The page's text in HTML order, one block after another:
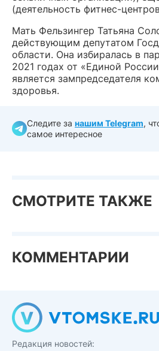
(деятельность фитнес-
Мать Фельзингер Татьяна
действующим депутатом
области. Она избиралась в
2021 годах от «Единой
является зампредседателя
здоровья.
Следите за нашим Telegram,
самое интересное
СМОТРИТЕ ТАКЖЕ
КОММЕНТАРИИ
Редакция новостей: